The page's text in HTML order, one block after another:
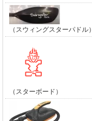
（スウィングスターパドル）
（スターボード）